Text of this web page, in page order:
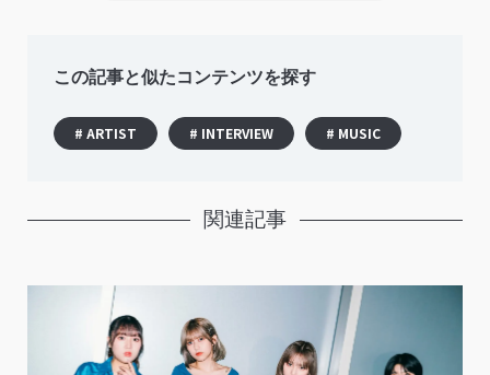
この記事と似たコンテンツを探す
# ARTIST # INTERVIEW # MUSIC
関連記事